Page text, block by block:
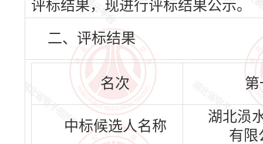
评标结果，现进行评标结果公示。
二、评标结果
名次 第
中标候选人名称
湖北涢
有限